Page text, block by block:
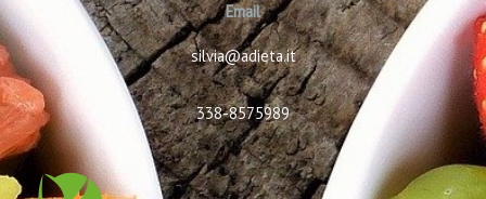
Email
silvia@adieta.it
338-8575989